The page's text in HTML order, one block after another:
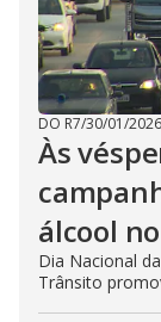
DO R7/30/01/2026
Às
álcool
Dia Nacional
Trânsito